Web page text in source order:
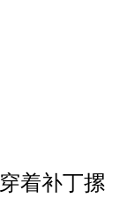
穿着补丁摞